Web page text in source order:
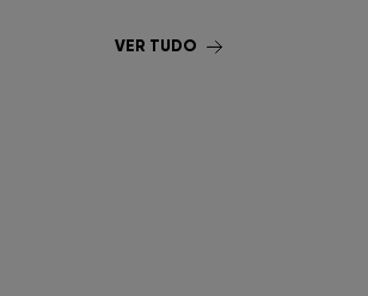
VER TUDO